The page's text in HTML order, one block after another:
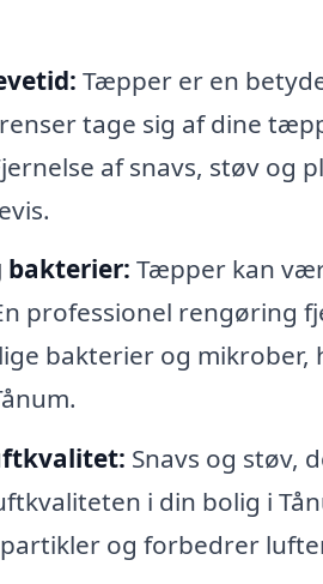
Tæpper er en
tage sig af dine
af snavs, støv
bakterier: Tæpper kan
professionel rengøring
bakterier og
Snavs og støv,
i din bolig i
og forbedrer